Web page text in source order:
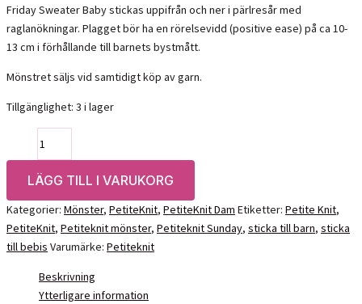
Friday Sweater Baby stickas uppifrån och ner i pärlresår med
raglanökningar. Plagget bör ha en rörelsevidd (positive ease) på ca 10-
13 cm i förhållande till barnets bystmått.
Mönstret säljs vid samtidigt köp av garn.
Tillgänglighet: 3 i lager
Sweater
PetiteKnit
mängd
LÄGG TILL I VARUKORG
Kategorier: Mönster, PetiteKnit, PetiteKnit Dam Etiketter: Petite Knit,
PetiteKnit, Petiteknit mönster, Petiteknit Sunday, sticka till barn, sticka
till bebis Varumärke: Petiteknit
Beskrivning
Ytterligare information